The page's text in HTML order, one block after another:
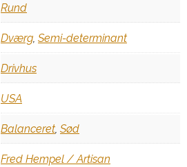
Rund
Dværg, Semi-determinant
Drivhus
USA
Balanceret, Sød
Fred Hempel / Artisan